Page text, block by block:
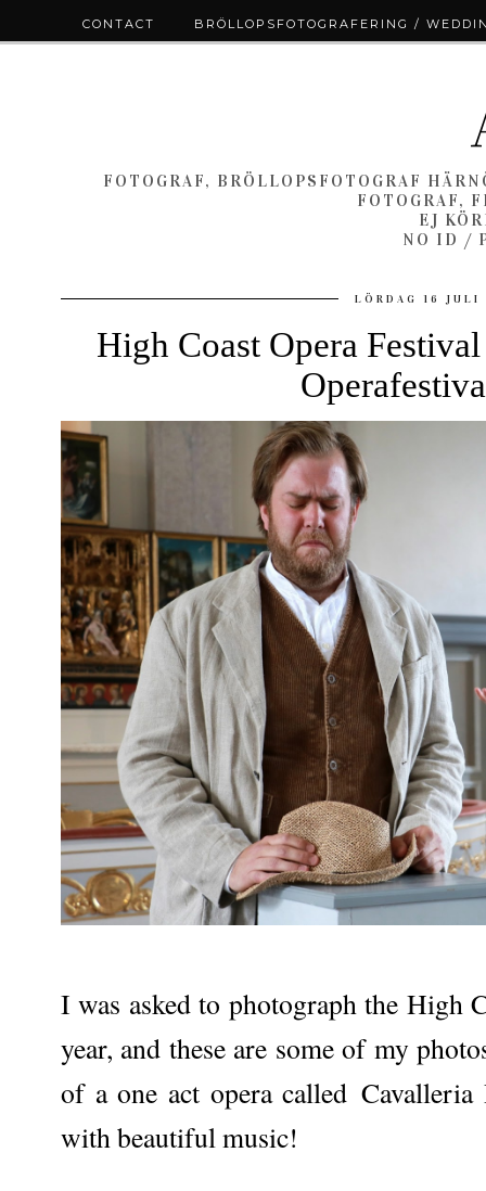
FOTOGRAF, BRÖLLOPSFOTOGRAF
FOTOGRAF,
EJ
NO ID /
LÖRDAG 16 JULI
High Coast Opera
I was asked to photograph the High
year, and these are some of my
of a one act opera called Cavalleria
with beautiful music!
CONTACT BRÖLLOPSFOTOGRAFERING /